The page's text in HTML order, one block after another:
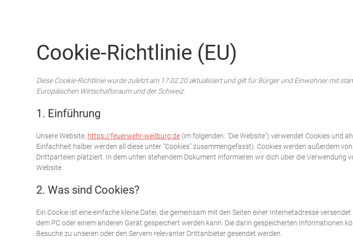
Cookie-Richtlinie (EU)
Diese Cookie-Richtlinie wurde zuletzt am 17.02.20 aktualisiert und gilt für Bürger und Einwohner mit
Europäischen Wirtschaftsraum und der Schweiz.
1. Einführung
Unsere Website, https://feuerwehr-weilburg.de (im folgenden: "Die Website") verwendet Cookies und
Einfachheit halber werden all diese unter "Cookies" zusammengefasst). Cookies werden außerdem
Drittparteien platziert. In dem unten stehendem Dokument informieren wir dich über die Verwendung
Website.
2. Was sind Cookies?
Ein Cookie ist eine einfache kleine Datei, die gemeinsam mit den Seiten einer Internetadresse
dem PC oder einem anderen Gerät gespeichert werden kann. Die darin gespeicherten Informationen
Besuche zu unseren oder den Servern relevanter Drittanbieter gesendet werden.